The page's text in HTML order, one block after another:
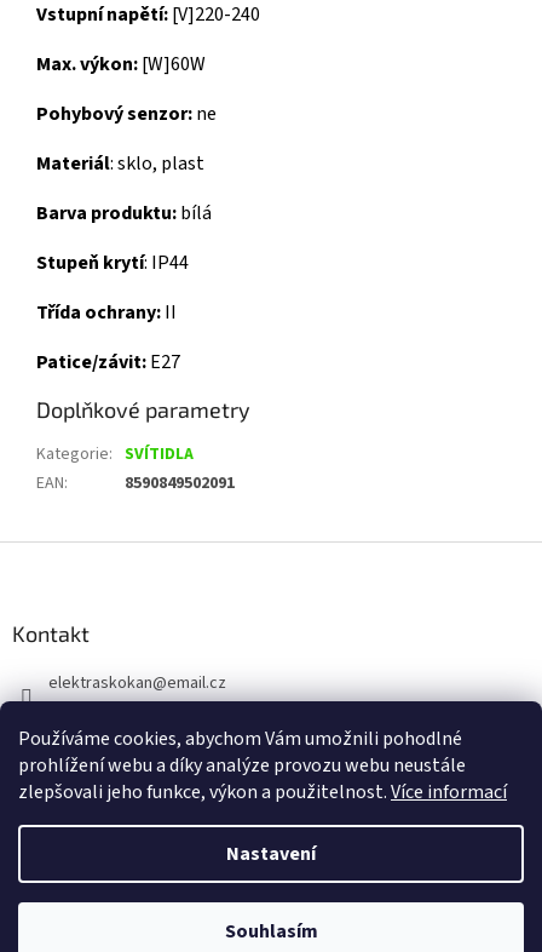
Používáme cookies, abychom Vám umožnili pohodlné
prohlížení webu a díky analýze provozu webu neustále
zlepšovali jeho funkce, výkon a použitelnost.Více informací
Nastavení
Souhlasím
Vstupní napětí:[V]220-240
Max. výkon:[W]60W
Pohybový senzor:ne
Materiál: sklo, plast
Barva produktu:bílá
Stupeň krytí: IP44
Třída ochrany:II
Patice/závit:E27
Doplňkové parametry
Kategorie: SVÍTIDLA
EAN: 8590849502091
Kontakt
elektraskokan@email.cz
+420 737 802 398
Vytvořil Shoptet
www.elektraskokan.cz